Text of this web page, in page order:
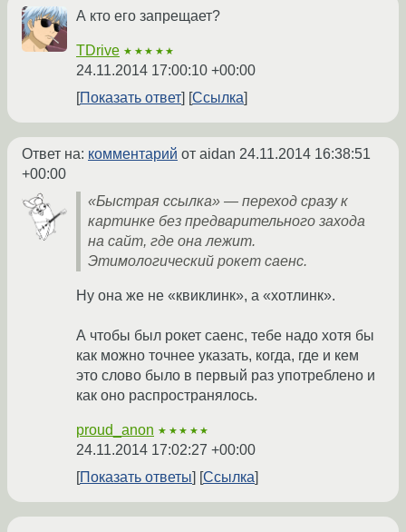
А кто его запрещает?
TDrive ★★★★★
24.11.2014 17:00:10 +00:00
Показать ответ
Ссылка
Ответ на: комментарий от aidan 24.11.2014 16:38:51
+00:00
«Быстрая ссылка» — переход сразу к
картинке без предварительного захода
на сайт, где она лежит.
Этимологический рокет саенс.
Ну она же не «квиклинк», а «хотлинк».
А чтобы был рокет саенс, тебе надо хотя бы
как можно точнее указать, когда, где и кем
это слово было в первый раз употреблено и
как оно распространялось.
proud_anon ★★★★★
24.11.2014 17:02:27 +00:00
Показать ответы
Ссылка